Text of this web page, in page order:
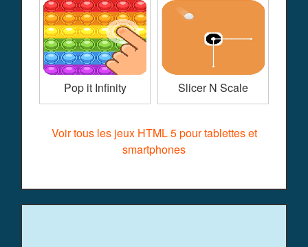
Pop it Infinity Slicer N Scale
Voir tous les jeux HTML 5 pour tablettes et
smartphones